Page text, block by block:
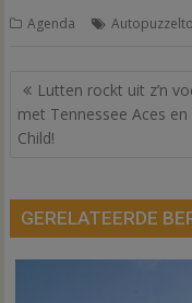
Agenda
Bericht
navigatie
Lutten rockt uit z’n
met Tennessee Aces en
Child!
GERELATEERDE